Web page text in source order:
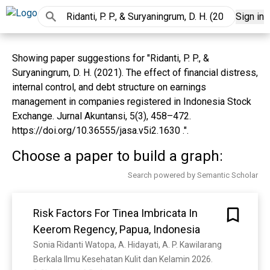
Sign in
Showing paper suggestions for "Ridanti, P. P., &
Suryaningrum, D. H. (2021). The effect of financial distress,
internal control, and debt structure on earnings
management in companies registered in Indonesia Stock
Exchange. Jurnal Akuntansi, 5(3), 458–472.
https://doi.org/10.36555/jasa.v5i2.1630 .".
Choose a paper to build a graph:
Search powered by Semantic Scholar
Risk Factors For Tinea Imbricata In
Keerom Regency, Papua, Indonesia
Sonia Ridanti Watopa, A. Hidayati, A. P. Kawilarang
Berkala Ilmu Kesehatan Kulit dan Kelamin 2026.